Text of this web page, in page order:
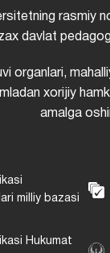
rasmiy
davlat
organlari,
xorijiy
amalga
milliy bazasi
Hukumat